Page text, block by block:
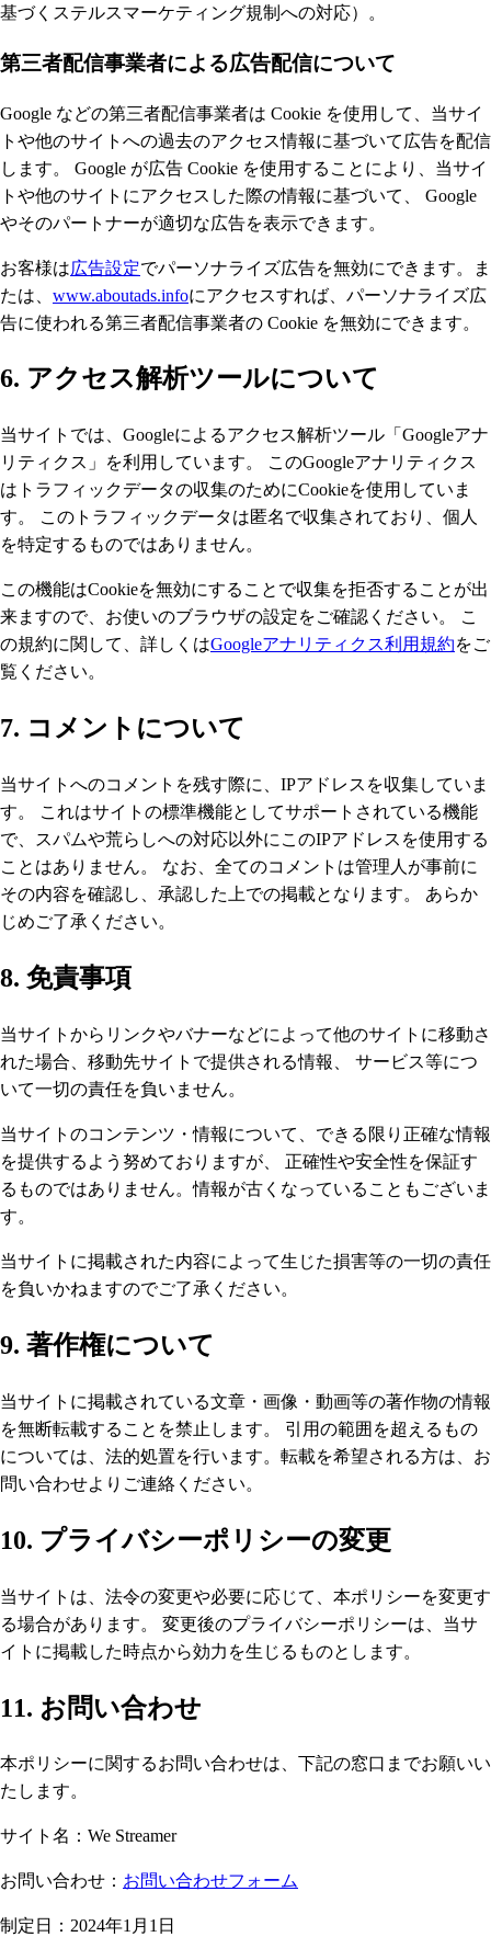
基づくステルスマーケティング規制への対応）。
第三者配信事業者による広告配信について
Google などの第三者配信事業者は Cookie を使用して、当サイ
トや他のサイトへの過去のアクセス情報に基づいて広告を配信
します。 Google が広告 Cookie を使用することにより、当サイ
トや他のサイトにアクセスした際の情報に基づいて、 Google
やそのパートナーが適切な広告を表示できます。
お客様は広告設定でパーソナライズ広告を無効にできます。ま
たは、 www.aboutads.infoにアクセスすれば、パーソナライズ広
告に使われる第三者配信事業者の Cookie を無効にできます。
6. アクセス解析ツールについて
当サイトでは、Googleによるアクセス解析ツール「Googleアナ
リティクス」を利用しています。 このGoogleアナリティクス
はトラフィックデータの収集のためにCookieを使用していま
す。 このトラフィックデータは匿名で収集されており、個人
を特定するものではありません。
この機能はCookieを無効にすることで収集を拒否することが出
来ますので、お使いのブラウザの設定をご確認ください。 こ
の規約に関して、詳しくはGoogleアナリティクス利用規約をご
覧ください。
7. コメントについて
当サイトへのコメントを残す際に、IPアドレスを収集していま
す。 これはサイトの標準機能としてサポートされている機能
で、スパムや荒らしへの対応以外にこのIPアドレスを使用する
ことはありません。 なお、全てのコメントは管理人が事前に
その内容を確認し、承認した上での掲載となります。 あらか
じめご了承ください。
8. 免責事項
当サイトからリンクやバナーなどによって他のサイトに移動さ
れた場合、移動先サイトで提供される情報、 サービス等につ
いて一切の責任を負いません。
当サイトのコンテンツ・情報について、できる限り正確な情報
を提供するよう努めておりますが、 正確性や安全性を保証す
るものではありません。情報が古くなっていることもございま
す。
当サイトに掲載された内容によって生じた損害等の一切の責任
を負いかねますのでご了承ください。
9. 著作権について
当サイトに掲載されている文章・画像・動画等の著作物の情報
を無断転載することを禁止します。 引用の範囲を超えるもの
については、法的処置を行います。転載を希望される方は、お
問い合わせよりご連絡ください。
10. プライバシーポリシーの変更
当サイトは、法令の変更や必要に応じて、本ポリシーを変更す
る場合があります。 変更後のプライバシーポリシーは、当サ
イトに掲載した時点から効力を生じるものとします。
11. お問い合わせ
本ポリシーに関するお問い合わせは、下記の窓口までお願いい
たします。
サイト名：We Streamer
お問い合わせ： お問い合わせフォーム
制定日：2024年1月1日